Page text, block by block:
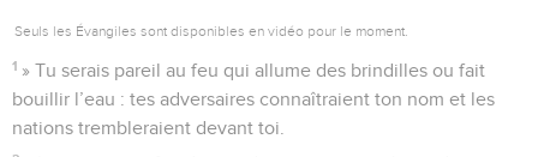
Seuls les Évangiles sont disponibles en vidéo pour le moment.
1 » Tu serais pareil au feu qui allume des brindilles ou fait
bouillir l’eau : tes adversaires connaîtraient ton nom et les
nations trembleraient devant toi.